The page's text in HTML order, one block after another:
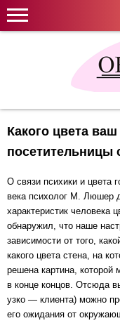
Какого цвета
посетительницы
О связи психики и цвета
века психолог М. Люшер
характеристик человека
обнаружил, что наше
зависимости от того,
какого цвета стена, на
решена картина,
в конце концов. Отсюда
узко — клиента) можно
его ожидания от